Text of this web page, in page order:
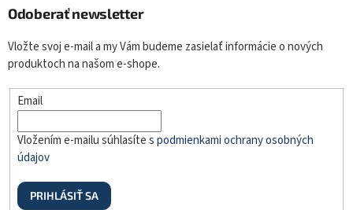
Odoberať newsletter
Vložte svoj e-mail a my Vám budeme zasielať informácie o nových
produktoch na našom e-shope.
Email
Vložením e-mailu súhlasíte spodmienkami ochrany osobných
údajov
PRIHLÁSIŤ SA